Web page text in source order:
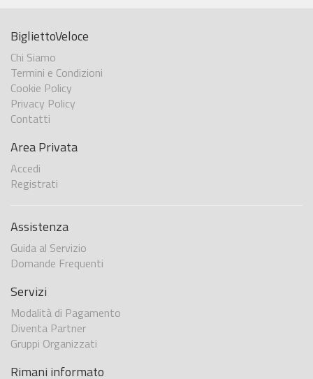
BigliettoVeloce
Chi Siamo
Termini e Condizioni
Cookie Policy
Privacy Policy
Contatti
Area Privata
Accedi
Registrati
Assistenza
Guida al Servizio
Domande Frequenti
Servizi
Modalità di Pagamento
Diventa Partner
Gruppi Organizzati
Rimani informato